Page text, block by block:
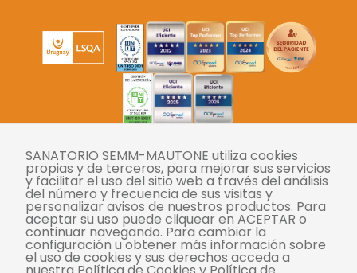
Instagram
Facebook
Twitter
YouTube
LinkedIn
Tasas
Derechos y deberes
Compliance
SANATORIO SEMM-MAUTONE utiliza cookies
propias y de terceros, para mejorar sus servicios
y facilitar el uso del sitio web a través del análisis
del número y frecuencia de sus visitas y
personalizar avisos de nuestros productos. Para
aceptar su uso puede cliquear en ACEPTAR o
continuar navegando. Para cambiar la
configuración u obtener más información sobre
el uso de cookies y sus derechos acceda a